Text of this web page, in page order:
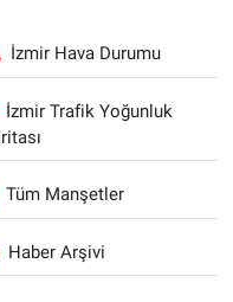
İzmir Hava Durumu
İzmir Trafik Yoğunluk
Tüm Manşetler
Haber Arşivi